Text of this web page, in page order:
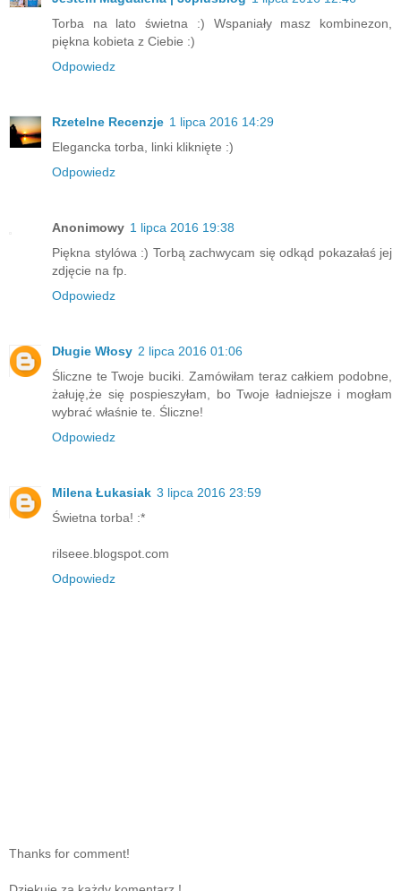
Torba na lato świetna :) Wspaniały masz kombinezon,
piękna kobieta z Ciebie :)
Odpowiedz
Rzetelne Recenzje 1 lipca 2016 14:29
Elegancka torba, linki kliknięte :)
Odpowiedz
Anonimowy 1 lipca 2016 19:38
Piękna stylówa :) Torbą zachwycam się odkąd pokazałaś jej
zdjęcie na fp.
Odpowiedz
Długie Włosy 2 lipca 2016 01:06
Śliczne te Twoje buciki. Zamówiłam teraz całkiem podobne,
żałuję,że się pospieszyłam, bo Twoje ładniejsze i mogłam
wybrać właśnie te. Śliczne!
Odpowiedz
Milena Łukasiak 3 lipca 2016 23:59
Świetna torba! :*
rilseee.blogspot.com
Odpowiedz
Thanks for comment!